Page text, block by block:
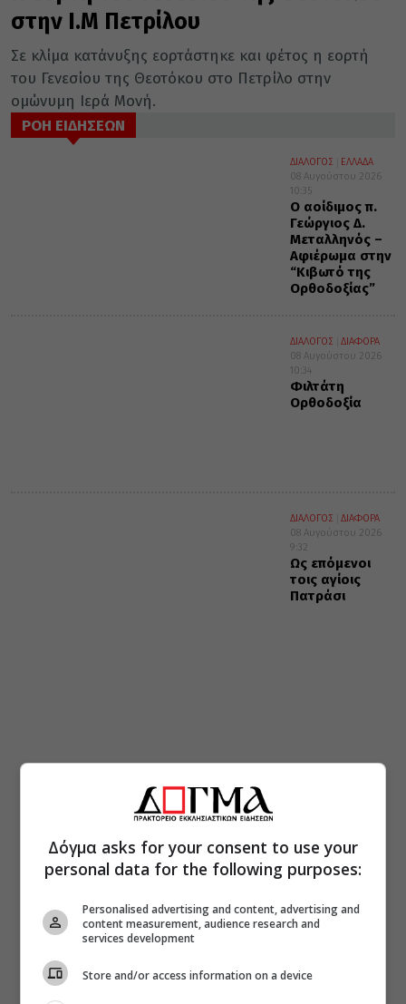
στην Ι.Μ Πετρίλου
Σε κλίμα κατάνυξης εoρτάστηκε και φέτος η εορτή
του Γενεσίου της Θεοτόκου στο Πετρίλο στην
ομώνυμη Ιερά Μονή.
ΡΟΗ ΕΙΔΗΣΕΩΝ
ΔΙΑΛΟΓΟΣ
ΕΛΛΑΔΑ
08 Αυγούστου 2026
10:35
Ο αοίδιμος π.
Γεώργιος Δ.
Μεταλληνός –
Αφιέρωμα στην
“Κιβωτό της
Ορθοδοξίας”
ΔΙΑΛΟΓΟΣ
ΔΙΑΦΟΡΑ
08 Αυγούστου 2026
10:34
Φιλτάτη
Ορθοδοξία
ΔΙΑΛΟΓΟΣ
ΔΙΑΦΟΡΑ
08 Αυγούστου 2026
9:32
Ως επόμενοι
τοις αγίοις
Πατράσι
Δόγμα asks for your consent to use your
personal data for the following purposes:
Personalised advertising and content, advertising and
content measurement, audience research and
services development
Store and/or access information on a device